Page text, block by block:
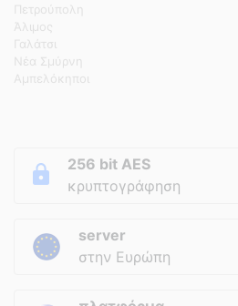
Πετρούπολη
Άλιμος
Γαλάτσι
Νέα Σμύρνη
Αμπελόκηποι
256 bit AES
κρυπτογράφηση
server
στην Ευρώπη